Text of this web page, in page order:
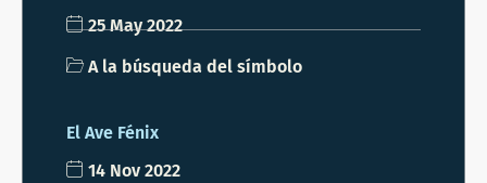
25 May 2022
A la búsqueda del símbolo
El Ave Fénix
14 Nov 2022